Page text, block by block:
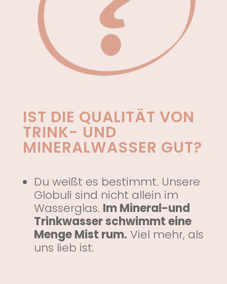
IST DIE QUALITÄT VON
TRINK- UND
MINERALWASSER GUT?
Du weißt es bestimmt. Unsere
Globuli sind nicht allein im
Wasserglas. Im Mineral-und
Trinkwasser schwimmt eine
Menge Mist rum. Viel mehr, als
uns lieb ist.